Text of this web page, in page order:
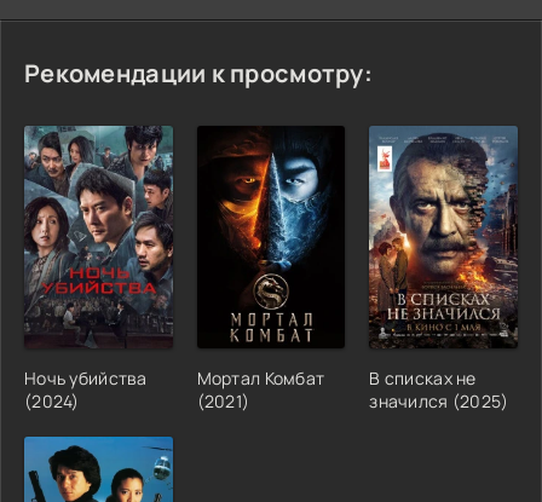
Рекомендации к просмотру:
Ночь убийства
(2024)
Мортал Комбат
(2021)
В списках не
значился (2025)